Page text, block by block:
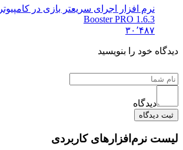
نرم افزار اجرای سریعتر بازی در کامپیوتر EZ PRO
Booster PRO 1.6.3
۳۰٬۴۸۷
دیدگاه خود را بنویسید
دیدگاه
ثبت دیدگاه
لیست نرم‌افزارهای کاربردی